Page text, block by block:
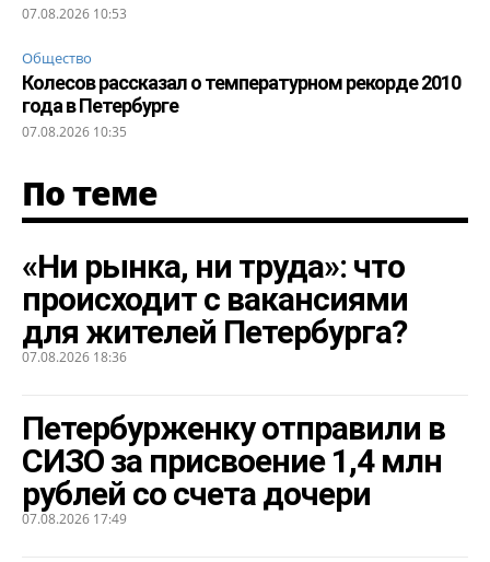
07.08.2026 10:53
Общество
Колесов рассказал о температурном рекорде 2010
года в Петербурге
07.08.2026 10:35
По теме
«Ни рынка, ни труда»: что
происходит с вакансиями
для жителей Петербурга?
07.08.2026 18:36
Петербурженку отправили в
СИЗО за присвоение 1,4 млн
рублей со счета дочери
07.08.2026 17:49